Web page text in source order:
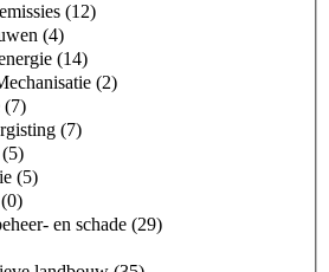
Gasvormige emissies (12)
Biobased bouwen (4)
(Duurzame) energie (14)
Fossielvrije Mechanisatie (2)
Netcongestie (7)
Monomestvergisting (7)
Windenergie (5)
Zonne-energie (5)
Noodstroom (0)
Flora, faunabeheer- en schade (29)